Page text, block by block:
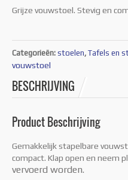
Grijze vouwstoel. Stevig en
Categorieën: stoelen, Tafels en
vouwstoel
BESCHRIJVING
Product Beschrijving
Gemakkelijk stapelbare
compact. Klap open en neem
vervoerd worden.